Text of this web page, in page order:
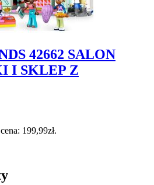
42662 SALON
I SKLEP Z
199,99zł.